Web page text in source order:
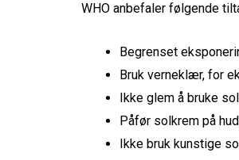
WHO anbefaler følgende
Begrenset
Bruk verneklær, for
Ikke glem å bruke
Påfør solkrem på
Ikke bruk kunstige